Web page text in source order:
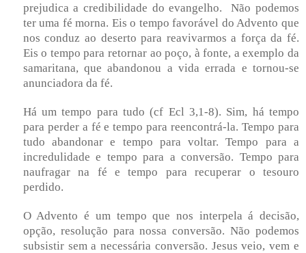
prejudica a credibilidade do evangelho. Não podemos
ter uma fé morna. Eis o tempo favorável do Advento que
nos conduz ao deserto para reavivarmos a força da fé.
Eis o tempo para retornar ao poço, à fonte, a exemplo da
samaritana, que abandonou a vida errada e tornou-se
anunciadora da fé.
Há um tempo para tudo (cf Ecl 3,1-8). Sim, há tempo
para perder a fé e tempo para reencontrá-la. Tempo para
tudo abandonar e tempo para voltar. Tempo para a
incredulidade e tempo para a conversão. Tempo para
naufragar na fé e tempo para recuperar o tesouro
perdido.
O Advento é um tempo que nos interpela á decisão,
opção, resolução para nossa conversão. Não podemos
subsistir sem a necessária conversão. Jesus veio, vem e